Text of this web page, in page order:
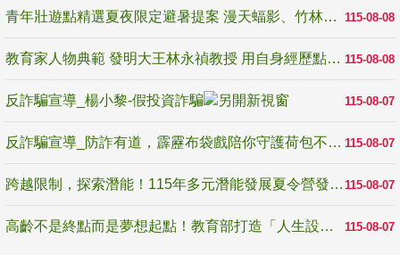
115-08-08
青年壯遊點精選夏夜限定避暑提案 漫天蝠影、竹林尋蛙、茶香夜觀 邀青年暮色出發
115-08-08
教育家人物典範 發明大王林永禎教授 用自身經歷點亮學生的路
115-08-07
反詐騙宣導_楊小黎-假投資詐騙
115-08-07
反詐騙宣導_防詐有道，霹靂布袋戲陪你守護荷包不受騙
115-08-07
跨越限制，探索潛能！115年多元潛能發展夏令營發掘生命無限可能
115-08-07
高齡不是終點而是夢想起點！教育部打造「人生設計夢工場」 參展第3屆高齡健康產業博覽會